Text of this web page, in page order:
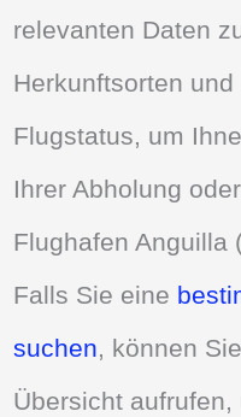
relevanten Daten
Herkunftsorten
Flugstatus, um
Ihrer Abholung
Flughafen Anguilla
Falls Sie eine
suchen, können
Übersicht